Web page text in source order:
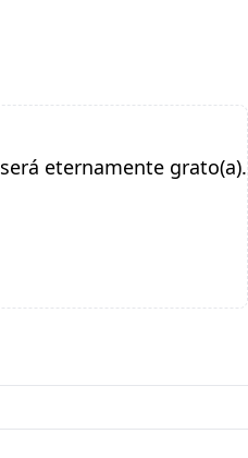
será eternamente grato(a).